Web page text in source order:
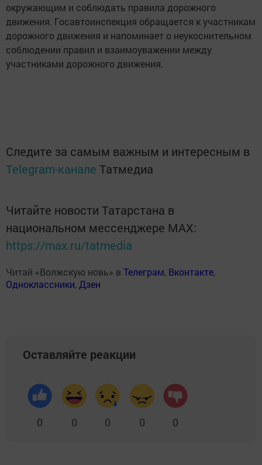
окружающим и соблюдать правила дорожного
движения. Госавтоинспекция обращается к участникам
дорожного движения и напоминает о неукоснительном
соблюдении правил и взаимоуважении между
участниками дорожного движения.
Следите за самым важным и интересным в
Telegram-канале Татмедиа
Читайте новости Татарстана в
национальном мессенджере MАХ:
https://max.ru/tatmedia
Читай «Волжскую новь» в Телеграм, Вконтакте,
Одноклассники, Дзен
Оставляйте реакции
0 0 0 0 0